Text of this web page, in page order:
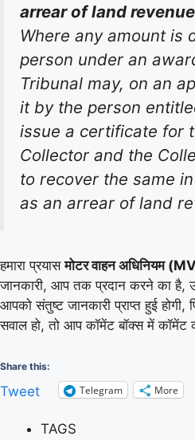
arrear of land
Where any amount is
person under an
Tribunal may, on an
it by the person
issue a certificate for
Collector and the
to recover the same
as an arrear of land
हमारा प्रयासमोटर वाहन अधिनियम
जानकारी, आप तक प्रदान करने का है,
आपको संतुष्ट जानकारी प्राप्त हुई
सवाल हो, तो आप कॉमेंट बॉक्स में
Share this:
Tweet Telegram More
TAGS